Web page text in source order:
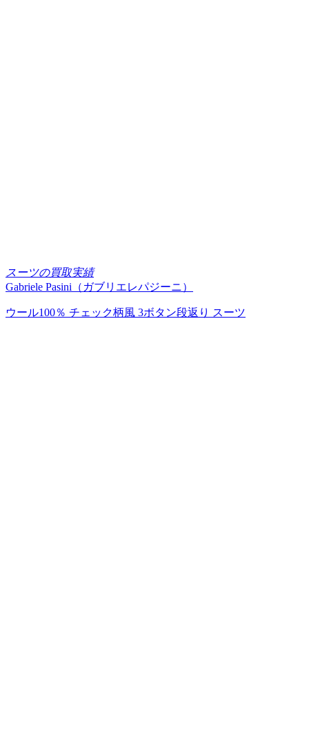
スーツの買取実績
Gabriele Pasini（ガブリエレパジーニ）
ウール100％ チェック柄風 3ボタン段返り スーツ